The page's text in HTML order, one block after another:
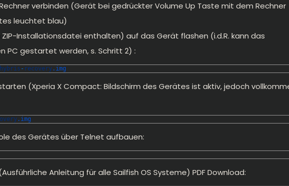
verbinden (Gerät bei gedrückter Volume Up Taste mit dem Rechner
leuchtet blau)
Installationsdatei enthalten) auf das Gerät flashen (i.d.R. kann das
PC gestartet werden, s. Schritt 2) :
hybris - recovery.img
(Xperia X Compact: Bildschirm des Gerätes ist aktiv, jedoch
.img
des Gerätes über Telnet aufbauen:
Ausführliche Anleitung für alle Sailfish OS Systeme) PDF Download: